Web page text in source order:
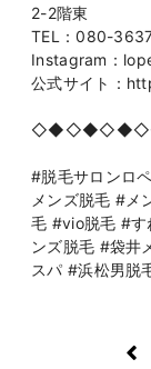
2-2階東
TEL：080-
Instagram：
公式サイト：
#脱毛サロンロ
メンズ脱毛 #メ
毛 #vio脱毛 #す
ンズ脱毛 #袋井
スパ #浜松男脱